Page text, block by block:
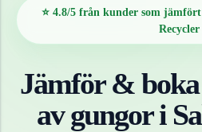
⭐ 4.8/5 från kunder som
Recycler
Jämför &
avgungori